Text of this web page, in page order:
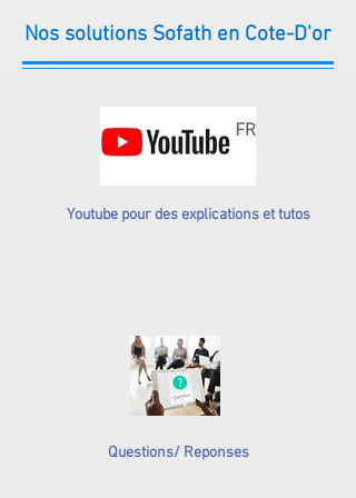
Nos solutions Sofath en Cote-D'or
Youtube pour des explications et tutos
Questions/ Reponses